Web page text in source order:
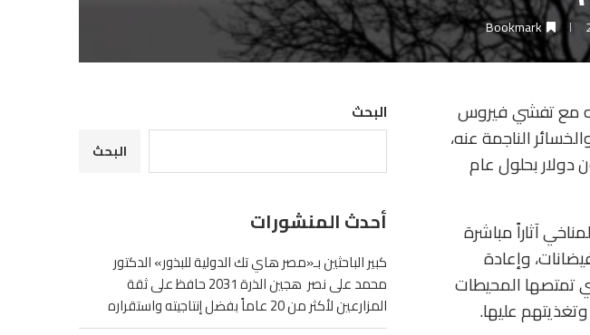
Bookmark
مع تفشي فيروس
الناجمة عنه،
الاقتصادية الناجمة عن التغير المناخي إلى 1.7 تريليون دولار بحلول عام
“الفاو” في عام 2018، فإن للتغير المناخي آثاراً مباشرة
وإعادة
تمتصها المحيطات
عليها.
البحث
البحث
أحدث المنشورات
كبير الباحثين بـ«مصر هاي تك الدولية للبذور» الدكتور
محمد على نصر هجين الذرة 2031 حافظ على ثقة
المزارعين لأكثر من 20 عاماً بفضل إنتاجيته واستقراره